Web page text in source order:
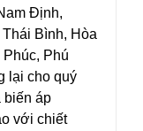
Định,
Bình, Hòa
Phú
lại cho quý
biến áp
với chiết